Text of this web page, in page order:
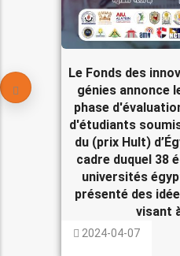
Le Fonds des
génies annonce
phase
d'étudiants
du (prix Hult)
cadre duquel 38
universités
présenté des
visant
2024-04-07